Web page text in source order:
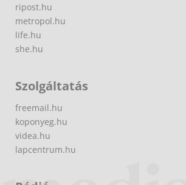
ripost.hu
metropol.hu
life.hu
she.hu
Szolgáltatás
freemail.hu
koponyeg.hu
videa.hu
lapcentrum.hu